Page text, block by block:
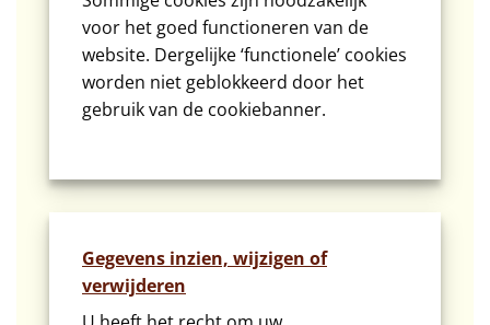
voor het goed functioneren van de
website. Dergelijke ‘functionele’ cookies
worden niet geblokkeerd door het
gebruik van de cookiebanner.
Gegevens inzien, wijzigen of
verwijderen